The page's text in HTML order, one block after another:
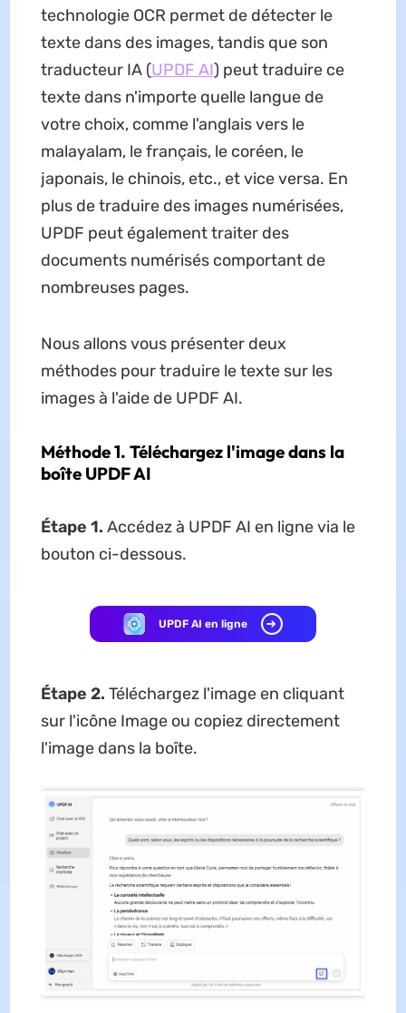
technologie OCR permet de détecter le
texte dans des images, tandis que son
traducteur IA (UPDF AI) peut traduire ce
texte dans n'importe quelle langue de
votre choix, comme l'anglais vers le
malayalam, le français, le coréen, le
japonais, le chinois, etc., et vice versa. En
plus de traduire des images numérisées,
UPDF peut également traiter des
documents numérisés comportant de
nombreuses pages.
Nous allons vous présenter deux
méthodes pour traduire le texte sur les
images à l'aide de UPDF AI.
Méthode 1. Téléchargez l'image dans la
boîte UPDF AI
Étape 1. Accédez à UPDF AI en ligne via le
bouton ci-dessous.
UPDF AI en ligne
Étape 2. Téléchargez l'image en cliquant
sur l'icône Image ou copiez directement
l'image dans la boîte.